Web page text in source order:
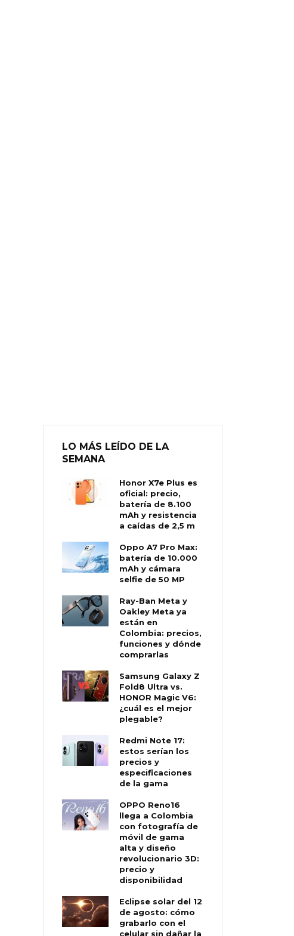
LO MÁS LEÍDO DE LA
SEMANA
Honor X7e Plus es
oficial: precio,
batería de 8.100
mAh y resistencia
a caídas de 2,5 m
Oppo A7 Pro Max:
batería de 10.000
mAh y cámara
selfie de 50 MP
Ray-Ban Meta y
Oakley Meta ya
están en
Colombia: precios,
funciones y dónde
comprarlas
Samsung Galaxy Z
Fold8 Ultra vs.
HONOR Magic V6:
¿cuál es el mejor
plegable?
Redmi Note 17:
estos serían los
precios y
especificaciones
de la gama
OPPO Reno16
llega a Colombia
con fotografía de
móvil de gama
alta y diseño
revolucionario 3D:
precio y
disponibilidad
Eclipse solar del 12
de agosto: cómo
grabarlo con el
celular sin dañar la